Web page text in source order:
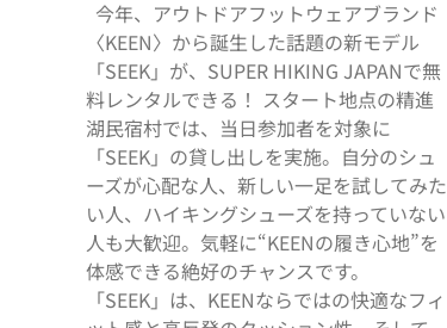
今年、アウトドアフットウェアブランド
〈KEEN〉から誕生した話題の新モデル
「SEEK」が、SUPER HIKING JAPANで無
料レンタルできる！ スタート地点の精進
湖民宿村では、当日参加者を対象に
「SEEK」の貸し出しを実施。自分のシュ
ーズが心配な人、新しい一足を試してみた
い人、ハイキングシューズを持っていない
人も大歓迎。気軽に“KEENの履き心地”を
体感できる絶好のチャンスです。
「SEEK」は、KEENならではの快適なフィ